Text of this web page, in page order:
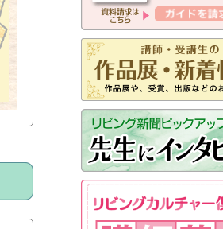
新しく始まる講座
1日講座
体験講座
講座説明会